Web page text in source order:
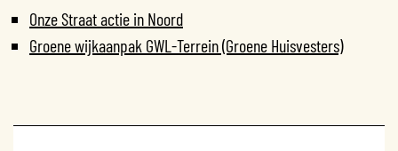
Onze Straat actie in Noord
Groene wijkaanpak GWL-Terrein (Groene Huisvesters)